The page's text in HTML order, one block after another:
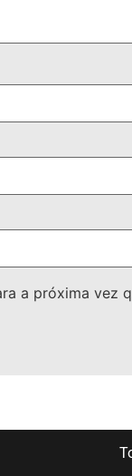
a próxima vez